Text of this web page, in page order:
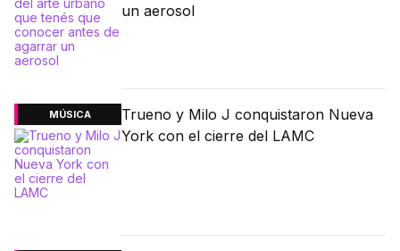
un aerosol
MÚSICA
Trueno y Milo J conquistaron Nueva
York con el cierre del LAMC